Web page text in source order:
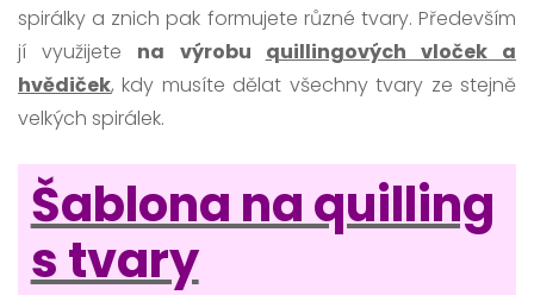
spirálky a znich pak formujete různé tvary. Především
jí využijete na výrobu quillingových vloček a
hvědiček, kdy musíte dělat všechny tvary ze stejně
velkých spirálek.
Šablona na quilling
s tvary